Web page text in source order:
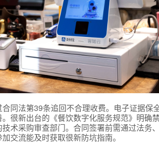
同法第39条追回不合理收费。电子证据保
很新出台的《餐饮数字化服务规范》明确
术采购审查部门。合同签署前需通过法务
交流能及时获取很新防坑指南。
我是老客户，了解最新优